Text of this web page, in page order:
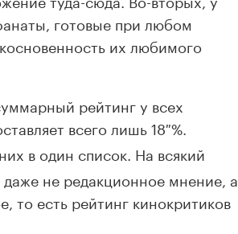
готовые при любом
их любимого
рейтинг у всех
всего лишь 18 %.
в один список. На всякий
не редакционное мнение, а
то есть рейтинг кинокритиков